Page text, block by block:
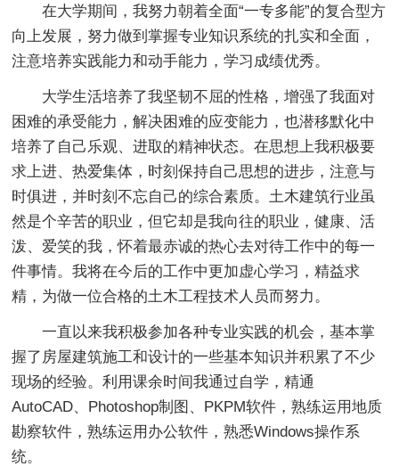
在大学期间，我努力朝着全面“一专多能”的复合型方
向上发展，努力做到掌握专业知识系统的扎实和全面，
注意培养实践能力和动手能力，学习成绩优秀。
大学生活培养了我坚韧不屈的性格，增强了我面对
困难的承受能力，解决困难的应变能力，也潜移默化中
培养了自己乐观、进取的精神状态。在思想上我积极要
求上进、热爱集体，时刻保持自己思想的进步，注意与
时俱进，并时刻不忘自己的综合素质。土木建筑行业虽
然是个辛苦的职业，但它却是我向往的职业，健康、活
泼、爱笑的我，怀着最赤诚的热心去对待工作中的每一
件事情。我将在今后的工作中更加虚心学习，精益求
精，为做一位合格的土木工程技术人员而努力。
一直以来我积极参加各种专业实践的机会，基本掌
握了房屋建筑施工和设计的一些基本知识并积累了不少
现场的经验。利用课余时间我通过自学，精通
AutoCAD、Photoshop制图、PKPM软件，熟练运用地质
勘察软件，熟练运用办公软件，熟悉Windows操作系
统。